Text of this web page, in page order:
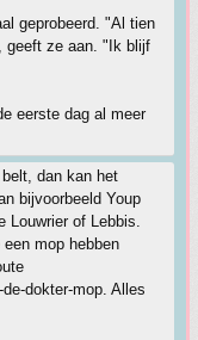
geprobeerd. "Al tien
geeft ze aan. "Ik blijf
eerste dag al meer
dan kan het
bijvoorbeeld Youp
Louwrier of Lebbis.
mop hebben
dokter-mop. Alles